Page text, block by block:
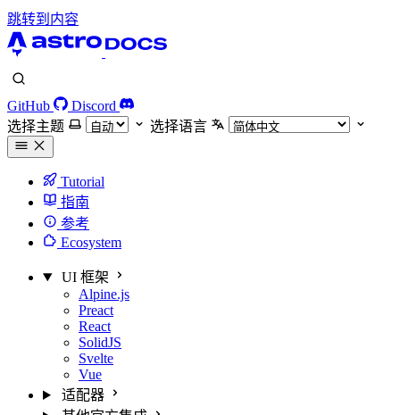
跳转到内容
GitHub
Discord
选择主题
选择语言
Tutorial
指南
参考
Ecosystem
UI 框架
Alpine.js
Preact
React
SolidJS
Svelte
Vue
适配器